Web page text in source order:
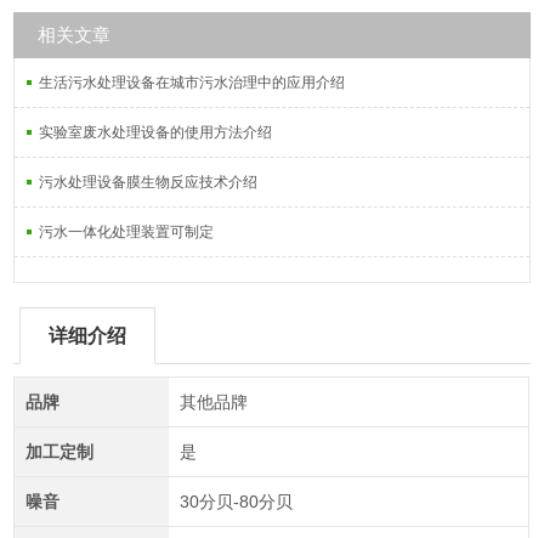
相关文章
生活污水处理设备在城市污水治理中的应用介绍
实验室废水处理设备的使用方法介绍
污水处理设备膜生物反应技术介绍
污水一体化处理装置可制定
详细介绍
品牌 其他品牌
加工定制 是
噪音 30分贝-80分贝